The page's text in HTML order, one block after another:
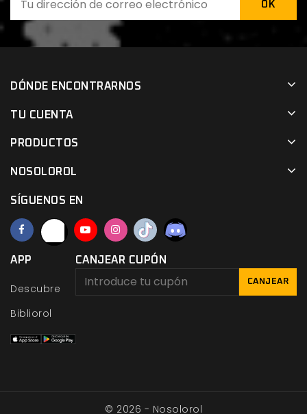
DÓNDE ENCONTRARNOS
TU CUENTA
PRODUCTOS
NOSOLOROL
SÍGUENOS EN
APP
Descubre
Bibliorol
CANJEAR CUPÓN
CANJEAR
© 2026 - Nosolorol